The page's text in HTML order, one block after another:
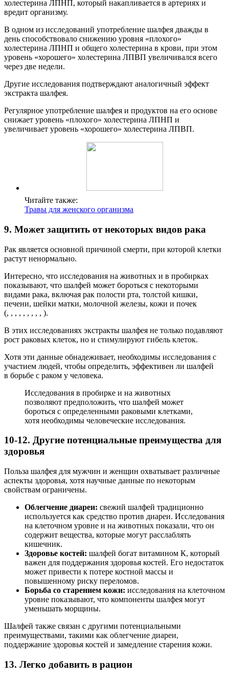
холестерина ЛПНП, который накапливается в артериях и
вредит организму.
В одном из исследований употребление шалфея дважды в
день способствовало снижению уровня «плохого»
холестерина ЛПНП и общего холестерина в крови, при этом
уровень «хорошего» холестерина ЛПВП увеличивался всего
через две недели.
Другие исследования подтверждают аналогичный эффект
экстракта шалфея.
Регулярное употребление шалфея и продуктов на его основе
снижает уровень «плохого» холестерина ЛПНП и
увеличивает уровень «хорошего» холестерина ЛПВП.
Читайте также:
Травы для женского организма
9. Может защитить от некоторых видов рака
Рак является основной причиной смерти, при которой клетки
растут ненормально.
Интересно, что исследования на животных и в пробирках
показывают, что шалфей может бороться с некоторыми
видами рака, включая рак полости рта, толстой кишки,
печени, шейки матки, молочной железы, кожи и почек
(, , , , , , , , , ).
В этих исследованиях экстракты шалфея не только подавляют
рост раковых клеток, но и стимулируют гибель клеток.
Хотя эти данные обнадеживает, необходимы исследования с
участием людей, чтобы определить, эффективен ли шалфей
в борьбе с раком у человека.
Исследования в пробирке и на животных
позволяют предположить, что шалфей может
бороться с определенными раковыми клетками,
хотя необходимы человеческие исследования.
10-12. Другие потенциальные преимущества для
здоровья
Польза шалфея для мужчин и женщин охватывает различные
аспекты здоровья, хотя научные данные по некоторым
свойствам ограничены.
Облегчение диареи: свежий шалфей традиционно
используется как средство против диареи. Исследования
на клеточном уровне и на животных показали, что он
содержит вещества, которые могут расслаблять
кишечник.
Здоровье костей: шалфей богат витамином К, который
важен для поддержания здоровья костей. Его недостаток
может привести к потере костной массы и
повышенному риску переломов.
Борьба со старением кожи: исследования на клеточном
уровне показывают, что компоненты шалфея могут
уменьшать морщины.
Шалфей также связан с другими потенциальными
преимуществами, такими как облегчение диареи,
поддержание здоровья костей и замедление старения кожи.
13. Легко добавить в рацион